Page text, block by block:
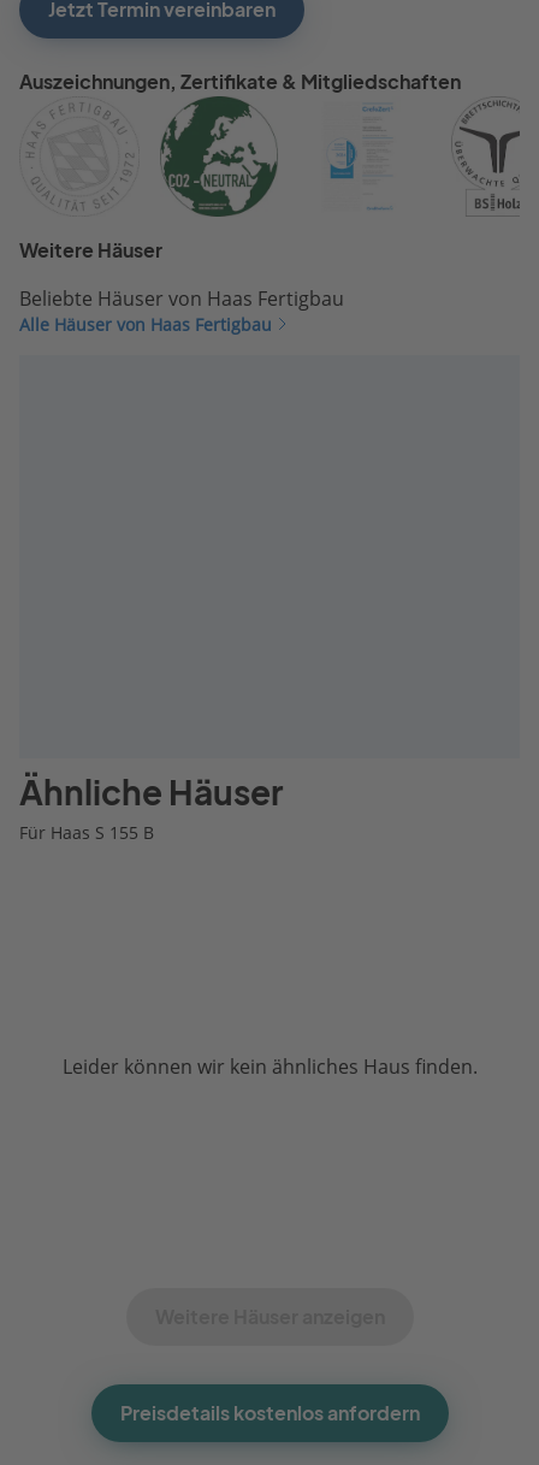
Jetzt Termin vereinbaren
Auszeichnungen, Zertifikate & Mitgliedschaften
Weitere Häuser
Beliebte Häuser von Haas Fertigbau
Alle Häuser von Haas Fertigbau
Ähnliche Häuser
Für Haas S 155 B
Leider können wir kein ähnliches Haus finden.
Preisdetails kostenlos anfordern